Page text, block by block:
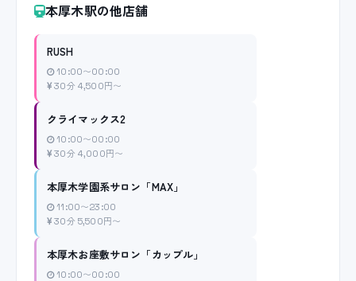
本厚木駅の他店舗
RUSH
10:00〜00:00
30分 4,500円〜
クライマックス2
10:00〜00:00
30分 4,000円〜
本厚木学園系サロン「MAX」
11:00〜23:00
30分 5,500円〜
本厚木お座敷サロン「カップル」
10:00〜00:00